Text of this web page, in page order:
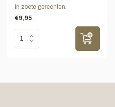
in zoete gerechten.
€9,95